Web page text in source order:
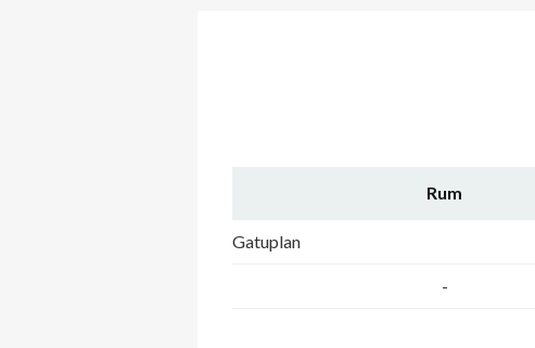
Rum
Gatuplan
-